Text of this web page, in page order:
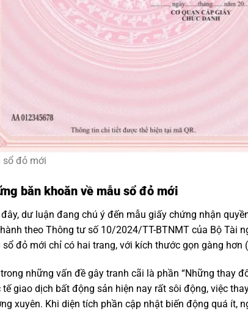
sổ đỏ mới
băn khoăn về mẫu sổ đỏ mới
đây, dư luận đang chú ý đến mẫu giấy chứng nhận
theo Thông tư số 10/2024/TT-BTNMT của Bộ Tài
sổ đỏ mới chỉ có hai trang, với kích thước gọn gàng hơn
những vấn đề gây tranh cãi là phần “Những thay
tế giao dịch bất động sản hiện nay rất sôi động, việc
xuyên. Khi diện tích phần cập nhật biến động quá ít,